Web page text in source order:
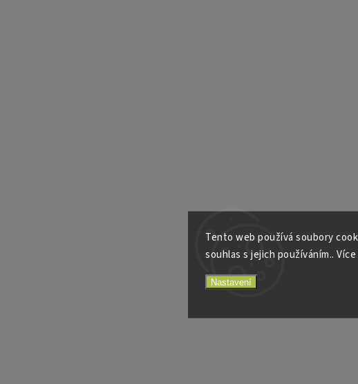
Tento web používá soubory
souhlas s jejich používáním..
Nastavení